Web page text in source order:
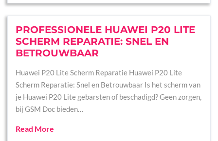
PROFESSIONELE HUAWEI P20 LITE
SCHERM REPARATIE: SNEL EN
BETROUWBAAR
Huawei P20 Lite Scherm Reparatie Huawei P20 Lite
Scherm Reparatie: Snel en Betrouwbaar Is het scherm van
je Huawei P20 Lite gebarsten of beschadigd? Geen zorgen,
bij GSM Doc bieden…
Read More